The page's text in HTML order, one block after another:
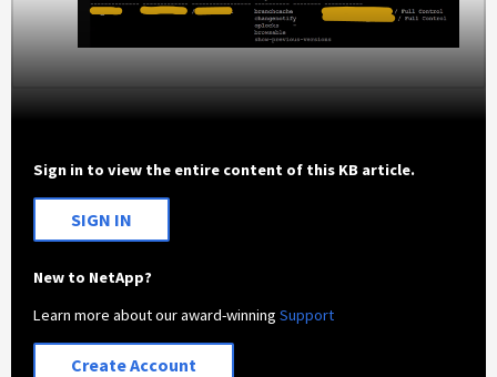
Sign in to view the entire content of this KB article.
SIGN IN
New to NetApp?
Learn more about our award-winningSupport
Create Account